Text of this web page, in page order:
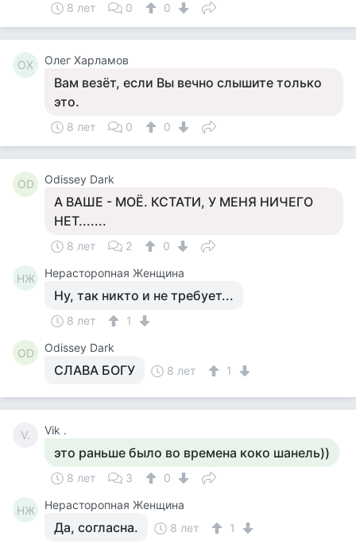
8 лет 0 0
ОХ Олег Харламов
Вам везёт, если Вы вечно слышите только
это.
8 лет 0 0
OD Odissey Dark
А ВАШЕ - МОЁ. КСТАТИ, У МЕНЯ НИЧЕГО
НЕТ.......
8 лет 2 0
НЖ Нерасторопная Женщина
Ну, так никто и не требует...
8 лет 1
OD Odissey Dark
СЛАВА БОГУ 8 лет 1
V. Vik .
это раньше было во времена коко шанель))
8 лет 3 0
НЖ Нерасторопная Женщина
Да, согласна. 8 лет 1